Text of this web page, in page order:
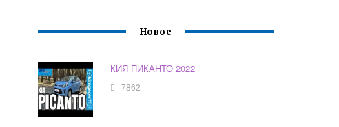
Новое
КИЯ ПИКАНТО 2022
7862